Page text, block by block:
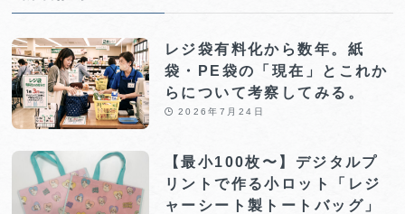
レジ袋有料化から数年。紙
袋・PE袋の「現在」とこれか
らについて考察してみる。
2026年7月24日
【最小100枚〜】デジタルプ
リントで作る小ロット「レジ
ャーシート製トートバッグ」